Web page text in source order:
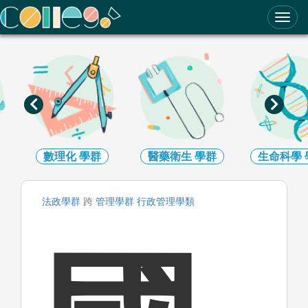
ColleGo! 大學選才與高中育才輔助系統
數理化學群 醫藥衛生 學群 生命科學
法政學群 跨 管理學群 行政管理學類